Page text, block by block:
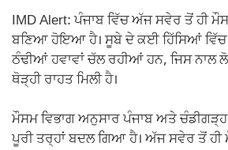
IMD Alert: ਪੰਜਾਬ ਵਿੱਚ ਅੱਜ ਸਵੇਰ ਤੋਂ ਹੀ
ਬਣਿਆ ਹੋਇਆ ਹੈ। ਸੂਬੇ ਦੇ ਕਈ ਹਿੱਸਿਆਂ ਵਿੱਚ
ਠੰਢੀਆਂ ਹਵਾਵਾਂ ਚੱਲ ਰਹੀਆਂ ਹਨ, ਜਿਸ ਨਾਲ
ਥੋੜ੍ਹੀ ਰਾਹਤ ਮਿਲੀ ਹੈ।
ਮੌਸਮ ਵਿਭਾਗ ਅਨੁਸਾਰ ਪੰਜਾਬ ਅਤੇ ਚੰਡੀਗੜ੍ਹ
ਪੂਰੀ ਤਰ੍ਹਾਂ ਬਦਲ ਗਿਆ ਹੈ। ਅੱਜ ਸਵੇਰ ਤੋਂ ਹੀ